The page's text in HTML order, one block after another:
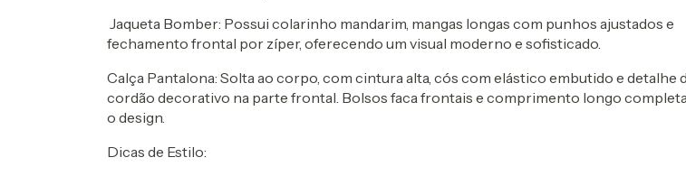
Jaqueta Bomber: Possui colarinho mandarim, mangas longas com punhos ajustados e
fechamento frontal por zíper, oferecendo um visual moderno e sofisticado.
Calça Pantalona: Solta ao corpo, com cintura alta, cós com elástico embutido e detalhe
cordão decorativo na parte frontal. Bolsos faca frontais e comprimento longo
o design.
Dicas de Estilo: